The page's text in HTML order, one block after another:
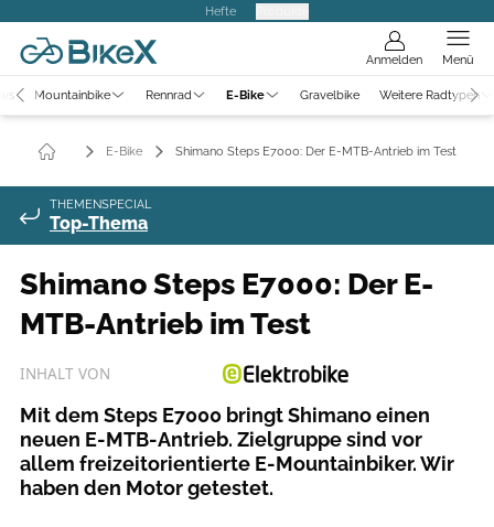
Hefte
Anmelden Menü
Mountainbike Rennrad E-Bike Gravelbike Weitere Radtypen
E-Bike Shimano Steps E7000: Der E-MTB-Antrieb im Test
THEMENSPECIAL
Top-Thema
Shimano Steps E7000: Der E-
MTB-Antrieb im Test
INHALT VON
Mit dem Steps E7000 bringt Shimano einen
neuen E-MTB-Antrieb. Zielgruppe sind vor
allem freizeitorientierte E-Mountainbiker. Wir
haben den Motor getestet.